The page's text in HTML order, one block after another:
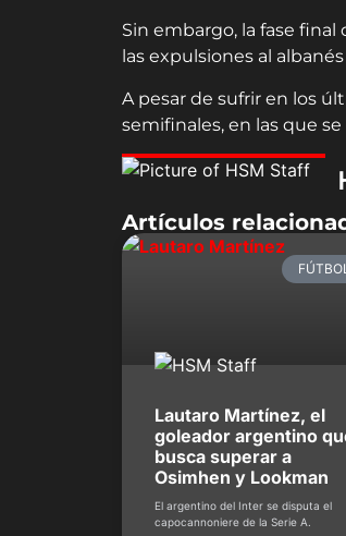
Sin embargo, la fase
las expulsiones al
A pesar de sufrir en los
semifinales, en las que
Artículos
FÚTBOL
Lautaro Martínez, el
goleador argentino
busca superar a
Osimhen y Lookman
El argentino del Inter se disputa el
capocannoniere de la Serie A.